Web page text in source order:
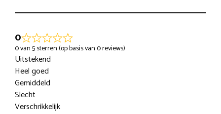
0
0 van 5 sterren (op basis van 0 reviews)
Uitstekend
Heel goed
Gemiddeld
Slecht
Verschrikkelijk